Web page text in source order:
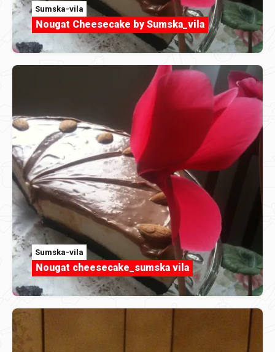
Sumska-vila
Nougat Cheesecake by Sumska_vila
Sumska-vila
Nougat cheesecake_sumska vila